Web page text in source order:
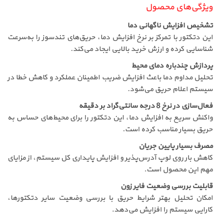
ویژگی‌های محصول
تشخیص افزایش ناگهانی دما
این دتکتور با تمرکز بر نرخ افزایش دما، حریق‌های تندسوز را به‌سرعت
شناسایی کرده و ارزش خرید بالایی ایجاد می‌کند.
پردازش چندباره دمای محیط
تحلیل مداوم دما باعث افزایش ضریب اطمینان عملکرد و کاهش خطا در
سیستم اعلام حریق می‌شود.
فعال‌سازی در نرخ 8 درجه سانتی‌گراد بر دقیقه
واکنش سریع به افزایش دما، این دتکتور را برای محیط‌های حساس به
حریق بسیار مناسب کرده است.
مصرف بسیار پایین جریان
کاهش بار روی لوپ آدرس‌پذیر و افزایش پایداری کل سیستم، از مزایای
مهم این محصول است.
قابلیت بررسی وضعیت فایر زون
امکان تحلیل بهتر شرایط حریق با بررسی وضعیت سایر دتکتورها،
کارایی سیستم را افزایش می‌دهد.